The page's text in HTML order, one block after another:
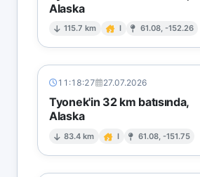
Alaska
115.7 km I 61.08, -152.26
11:18:27 27.07.2026
Tyonek'in 32 km batısında,
Alaska
83.4 km I 61.08, -151.75